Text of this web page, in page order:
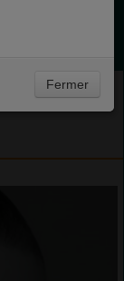
Fermer